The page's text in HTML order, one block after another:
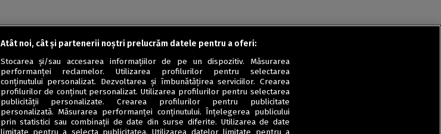
Atât noi, cât și partenerii noștri prelucrăm datele pentru a oferi:
Stocarea și/sau accesarea informațiilor de pe un dispozitiv. Măsurarea
performanței reclamelor. Utilizarea profilurilor pentru selectarea
conținutului personalizat. Dezvoltarea și îmbunătățirea serviciilor. Crearea
profilurilor de conținut personalizat. Utilizarea profilurilor pentru selectarea
publicității personalizate. Crearea profilurilor pentru publicitate
personalizată. Măsurarea performanței conținutului. Înțelegerea publicului
prin statistici sau combinații de date din surse diferite. Utilizarea de date